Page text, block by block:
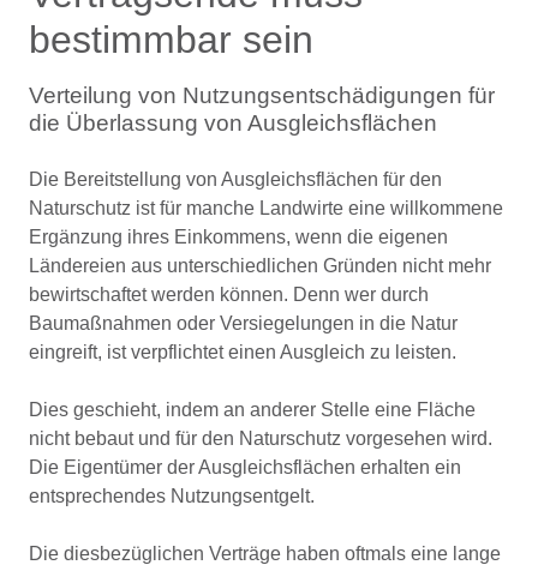
bestimmbar sein
Verteilung von Nutzungsentschädigungen für
die Überlassung von Ausgleichsflächen
Die Bereitstellung von Ausgleichsflächen für den
Naturschutz ist für manche Landwirte eine willkommene
Ergänzung ihres Einkommens, wenn die eigenen
Ländereien aus unterschiedlichen Gründen nicht mehr
bewirtschaftet werden können. Denn wer durch
Baumaßnahmen oder Versiegelungen in die Natur
eingreift, ist verpflichtet einen Ausgleich zu leisten.
Dies geschieht, indem an anderer Stelle eine Fläche
nicht bebaut und für den Naturschutz vorgesehen wird.
Die Eigentümer der Ausgleichsflächen erhalten ein
entsprechendes Nutzungsentgelt.
Die diesbezüglichen Verträge haben oftmals eine lange